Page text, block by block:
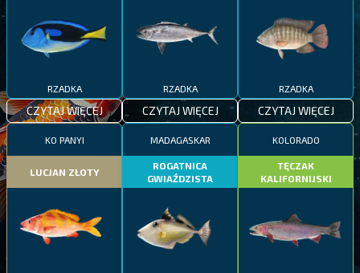
RZADKA
CZYTAJ WIĘCEJ
RZADKA
CZYTAJ WIĘCEJ
RZADKA
CZYTAJ WIĘCEJ
KO PANYI
LUCJAN ZŁOTY
MADAGASKAR
ROGATNICA
GWIAŹDZISTA
KOLORADO
TĘCZAK
KALIFORNIJSKI